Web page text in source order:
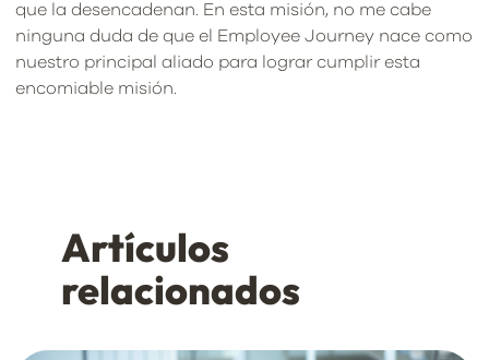
que la desencadenan. En esta misión, no me cabe
ninguna duda de que el Employee Journey nace como
nuestro principal aliado para lograr cumplir esta
encomiable misión.
Artículos
relacionados